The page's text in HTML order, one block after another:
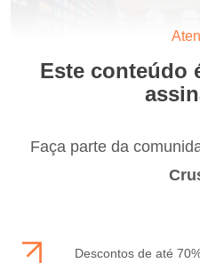
Este conteúdo
Faça parte da
Descontos de até